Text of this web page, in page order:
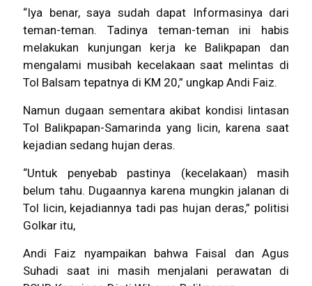
“Iya benar, saya sudah dapat Informasinya dari
teman-teman. Tadinya teman-teman ini habis
melakukan kunjungan kerja ke Balikpapan dan
mengalami musibah kecelakaan saat melintas di
Tol Balsam tepatnya di KM 20,” ungkap Andi Faiz.
Namun dugaan sementara akibat kondisi lintasan
Tol Balikpapan-Samarinda yang licin, karena saat
kejadian sedang hujan deras.
“Untuk penyebab pastinya (kecelakaan) masih
belum tahu. Dugaannya karena mungkin jalanan di
Tol licin, kejadiannya tadi pas hujan deras,” politisi
Golkar itu,
Andi Faiz nyampaikan bahwa Faisal dan Agus
Suhadi saat ini masih menjalani perawatan di